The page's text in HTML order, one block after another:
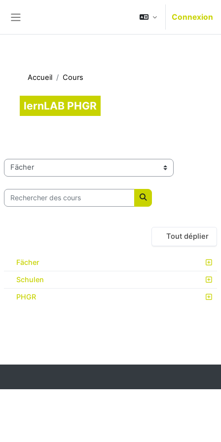
Connexion
Accueil Cours
lernLAB PHGR
Catégories de cours
Rechercher des cours
Rechercher des cours
Tout déplier
Fächer
Schulen
PHGR